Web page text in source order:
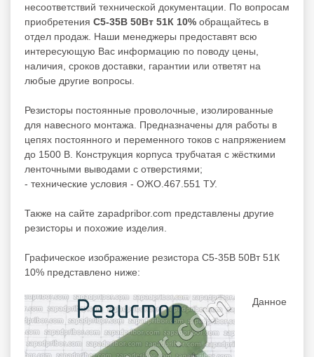
несоответствий технической документации. По вопросам
приобретения С5-35В 50Вт 51К 10% обращайтесь в
отдел продаж. Наши менеджеры предоставят всю
интересующую Вас информацию по поводу цены,
наличия, сроков доставки, гарантии или ответят на
любые другие вопросы.
Резисторы постоянные проволочные, изолированные
для навесного монтажа. Предназначены для работы в
цепях постоянного и переменного токов с напряжением
до 1500 В. Конструкция корпуса трубчатая с жёсткими
ленточными выводами с отверстиями;
- технические условия - ОЖО.467.551 ТУ.
Также на сайте zapadpribor.com представлены другие
резисторы и похожие изделия.
Графическое изображение резистора С5-35В 50Вт 51К
10% представлено ниже:
Данное